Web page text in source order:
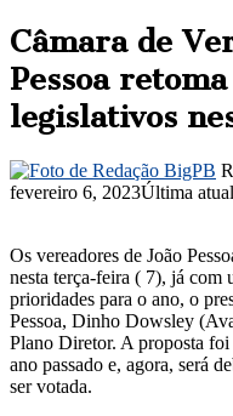
Câmara de
Pessoa
legislativos
fevereiro 6, 2023Última
Os vereadores de João
nesta terça-feira ( 7), já com
prioridades para o ano, o
Pessoa, Dinho Dowsley
Plano Diretor. A proposta
ano passado e, agora, será
ser votada.